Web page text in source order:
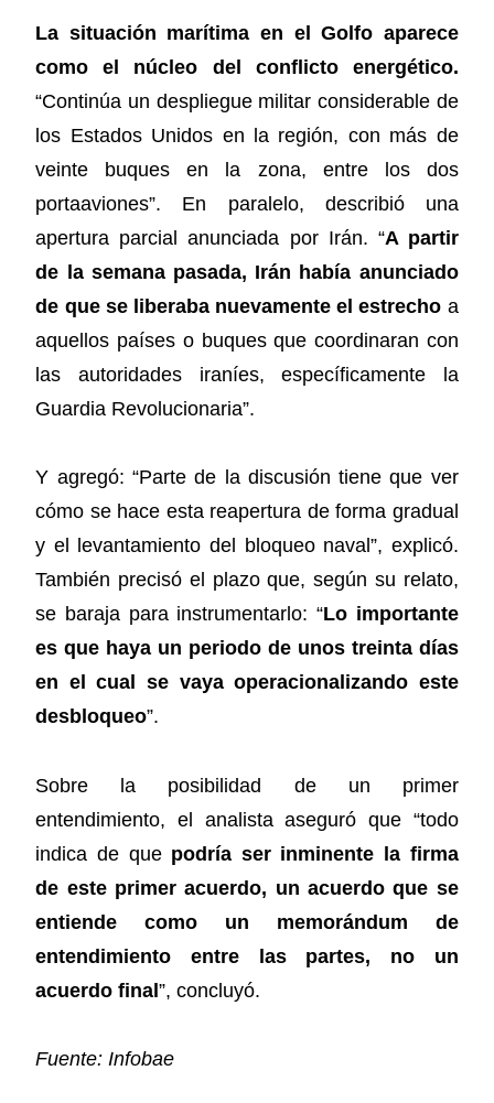
La situación marítima en el Golfo aparece
como el núcleo del conflicto energético.
“Continúa un despliegue militar considerable de
los Estados Unidos en la región, con más de
veinte buques en la zona, entre los dos
portaaviones”. En paralelo, describió una
apertura parcial anunciada por Irán. “A partir
de la semana pasada, Irán había anunciado
de que se liberaba nuevamente el estrecho a
aquellos países o buques que coordinaran con
las autoridades iraníes, específicamente la
Guardia Revolucionaria”.
Y agregó: “Parte de la discusión tiene que ver
cómo se hace esta reapertura de forma gradual
y el levantamiento del bloqueo naval”, explicó.
También precisó el plazo que, según su relato,
se baraja para instrumentarlo: “Lo importante
es que haya un periodo de unos treinta días
en el cual se vaya operacionalizando este
desbloqueo”.
Sobre la posibilidad de un primer
entendimiento, el analista aseguró que “todo
indica de que podría ser inminente la firma
de este primer acuerdo, un acuerdo que se
entiende como un memorándum de
entendimiento entre las partes, no un
acuerdo final”, concluyó.
Fuente: Infobae